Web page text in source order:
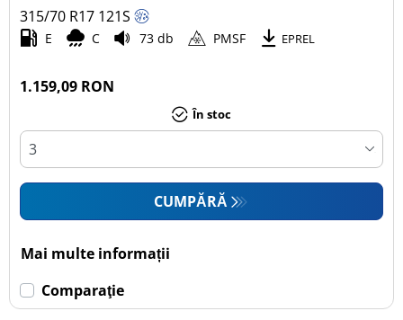
Autoturism (0)
SUV (1)
Camionetă (0)
Rulotă autopropulsată (0)
315/70 R17 121S
E C 73 db PMSF EPREL
1.159,09 RON
În stoc
CUMPĂRĂ
Mai multe informații
Comparaţie